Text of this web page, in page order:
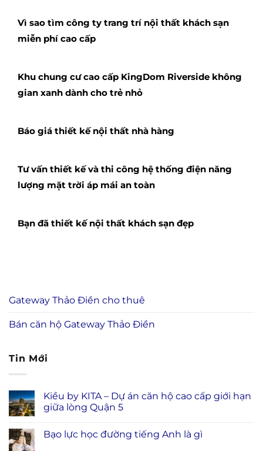
Vì sao tìm công ty trang trí nội thất khách sạn
miễn phí cao cấp
Khu chung cư cao cấp KingDom Riverside không
gian xanh dành cho trẻ nhỏ
Báo giá thiết kế nội thất nhà hàng
Tư vấn thiết kế và thi công hệ thống điện năng
lượng mặt trời áp mái an toàn
Bạn đã thiết kế nội thất khách sạn đẹp
Gateway Thảo Điền cho thuê
Bán căn hộ Gateway Thảo Điền
Tin Mới
Kiều by KITA – Dự án căn hộ cao cấp giới hạn
giữa lòng Quận 5
Bạo lực học đường tiếng Anh là gì